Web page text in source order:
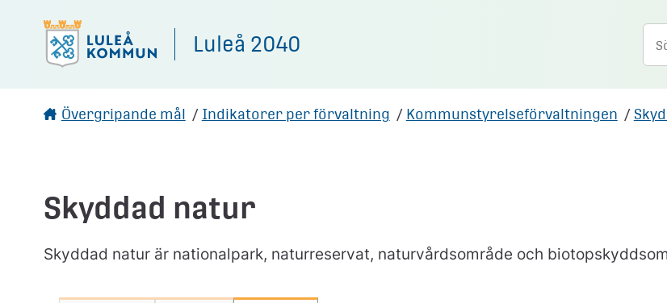
Luleå 2040
Övergripande mål / Indikatorer per förvaltning / Kommunstyrelseförvaltningen /
Skyddad natur
Skyddad natur är nationalpark, naturreservat, naturvårdsområde och